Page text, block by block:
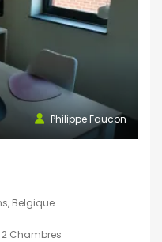
Philippe Faucon
Belgique
2 Chambres